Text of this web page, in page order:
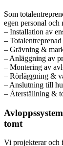
Som
egen personal
– Installation av
–
– Grävning &
– Anläggning av
– Montering av
– Rörläggning &
– Anslutning till
– Återställning &
tomt
Vi projekterar och